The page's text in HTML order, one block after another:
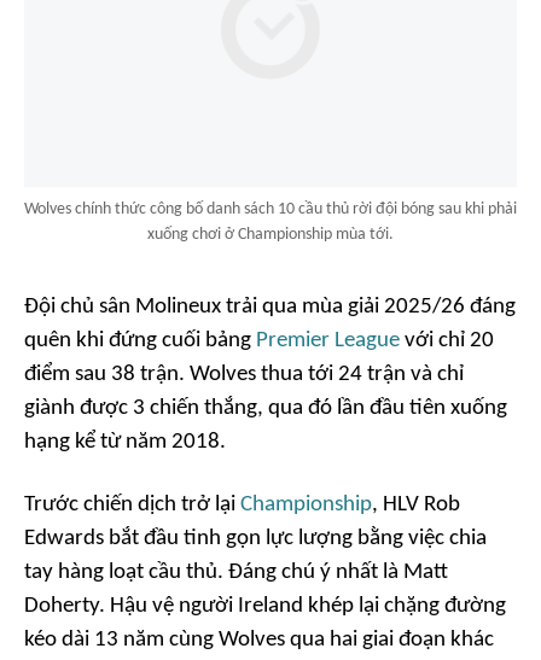
Wolves chính thức công bố danh sách 10 cầu thủ rời đội bóng sau khi phải
xuống chơi ở Championship mùa tới.
Đội chủ sân Molineux trải qua mùa giải 2025/26 đáng
quên khi đứng cuối bảng Premier League với chỉ 20
điểm sau 38 trận. Wolves thua tới 24 trận và chỉ
giành được 3 chiến thắng, qua đó lần đầu tiên xuống
hạng kể từ năm 2018.
Trước chiến dịch trở lại Championship, HLV Rob
Edwards bắt đầu tinh gọn lực lượng bằng việc chia
tay hàng loạt cầu thủ. Đáng chú ý nhất là Matt
Doherty. Hậu vệ người Ireland khép lại chặng đường
kéo dài 13 năm cùng Wolves qua hai giai đoạn khác